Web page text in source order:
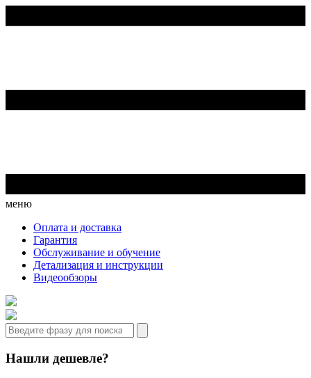
меню
Оплата и доставка
Гарантия
Обслуживание и обучение
Детализация и инструкции
Видеообзоры
Нашли дешевле?